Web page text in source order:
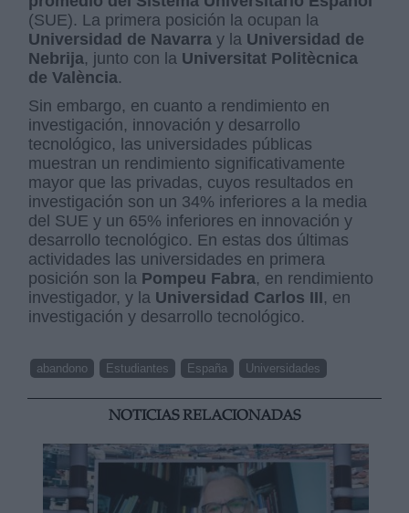
(SUE). La primera posición la ocupan la
Universidad de Navarra y la Universidad de
Nebrija, junto con la Universitat Politècnica
de València.
Sin embargo, en cuanto a rendimiento en
investigación, innovación y desarrollo
tecnológico, las universidades públicas
muestran un rendimiento significativamente
mayor que las privadas, cuyos resultados en
investigación son un 34% inferiores a la media
del SUE y un 65% inferiores en innovación y
desarrollo tecnológico. En estas dos últimas
actividades las universidades en primera
posición son la Pompeu Fabra, en rendimiento
investigador, y la Universidad Carlos III, en
investigación y desarrollo tecnológico.
abandono Estudiantes España Universidades
NOTICIAS RELACIONADAS